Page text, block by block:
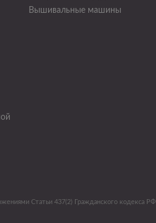
Вышивальные машины
Статьи 437(2) Гражданского кодекса РФ.